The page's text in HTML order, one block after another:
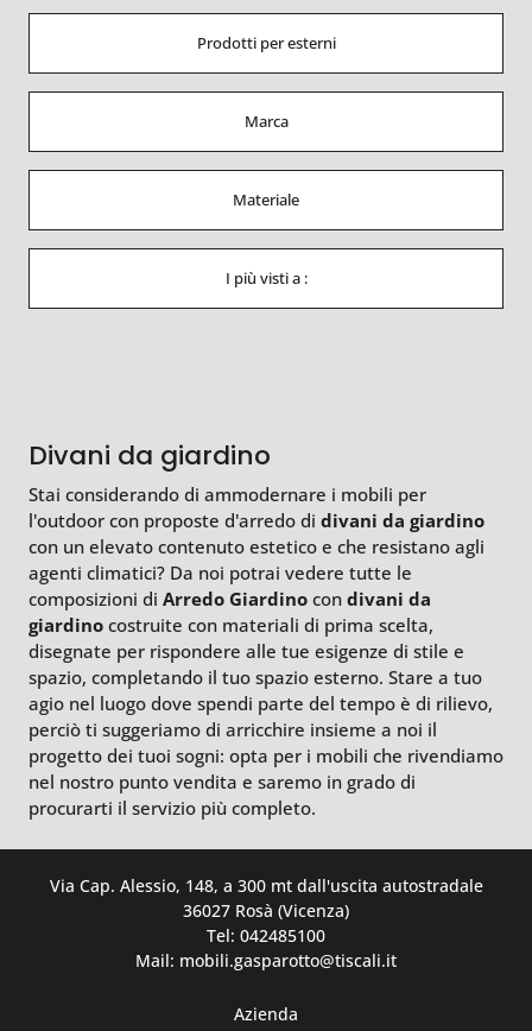
Prodotti per esterni
Marca
Materiale
I più visti a :
Divani da giardino
Stai considerando di ammodernare i mobili per
l'outdoor con proposte d'arredo di divani da giardino
con un elevato contenuto estetico e che resistano agli
agenti climatici? Da noi potrai vedere tutte le
composizioni di Arredo Giardino con divani da
giardino costruite con materiali di prima scelta,
disegnate per rispondere alle tue esigenze di stile e
spazio, completando il tuo spazio esterno. Stare a tuo
agio nel luogo dove spendi parte del tempo è di rilievo,
perciò ti suggeriamo di arricchire insieme a noi il
progetto dei tuoi sogni: opta per i mobili che rivendiamo
nel nostro punto vendita e saremo in grado di
procurarti il servizio più completo.
Via Cap. Alessio, 148, a 300 mt dall'uscita autostradale
36027 Rosà (Vicenza)
Tel: 042485100
Mail: mobili.gasparotto@tiscali.it
Azienda